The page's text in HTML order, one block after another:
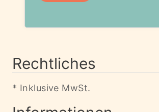
Rechtliches
* Inklusive MwSt.